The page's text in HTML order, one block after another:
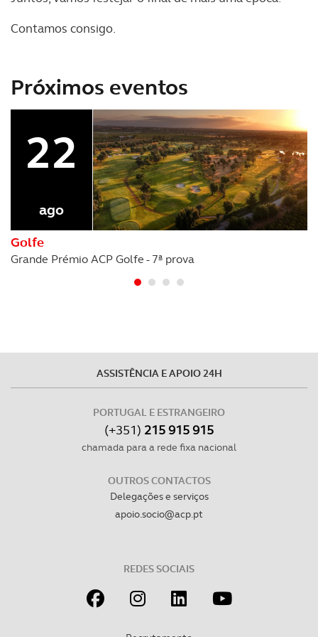
dados pessoais serão realizadas apenas com o seu
tecnologias similares pode ter impacto na sua
experiência de navegação no Website e nos serviços
disponibilizados.
Consulte a política de cookies do site.
Contamos consigo.
Próximos eventos
22
ago
Golfe
Grande Prémio ACP Golfe - 7ª prova
ASSISTÊNCIA E APOIO 24H
PORTUGAL E ESTRANGEIRO
(+351) 215 915 915
chamada para a rede fixa nacional
OUTROS CONTACTOS
Delegações e serviços
apoio.socio@acp.pt
REDES SOCIAIS